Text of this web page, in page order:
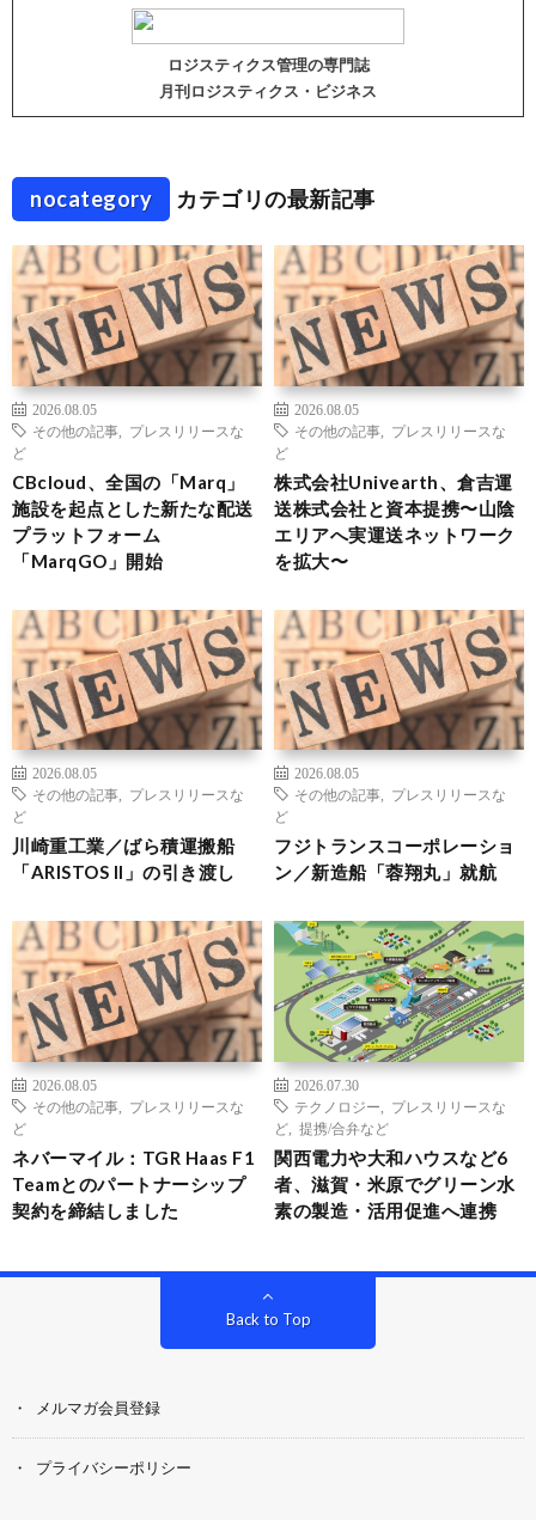
ロジスティクス管理の専門誌
月刊ロジスティクス・ビジネス
nocategory カテゴリの最新記事
2026.08.05
その他の記事
プレスリリースな
ど
CBcloud、全国の「Marq」
施設を起点とした新たな配送
プラットフォーム
「MarqGO」開始
2026.08.05
その他の記事
プレスリリースな
ど
株式会社Univearth、倉吉運
送株式会社と資本提携〜山陰
エリアへ実運送ネットワーク
を拡大〜
2026.08.05
その他の記事
プレスリリースな
ど
川崎重工業／ばら積運搬船
「ARISTOS II」の引き渡し
2026.08.05
その他の記事
プレスリリースな
ど
フジトランスコーポレーショ
ン／新造船「蓉翔丸」就航
2026.08.05
その他の記事
プレスリリースな
ど
ネバーマイル：TGR Haas F1
Teamとのパートナーシップ
契約を締結しました
2026.07.30
テクノロジー
プレスリリースな
ど
提携/合弁など
関西電力や大和ハウスなど6
者、滋賀・米原でグリーン水
素の製造・活用促進へ連携
Back to Top
メルマガ会員登録
プライバシーポリシー